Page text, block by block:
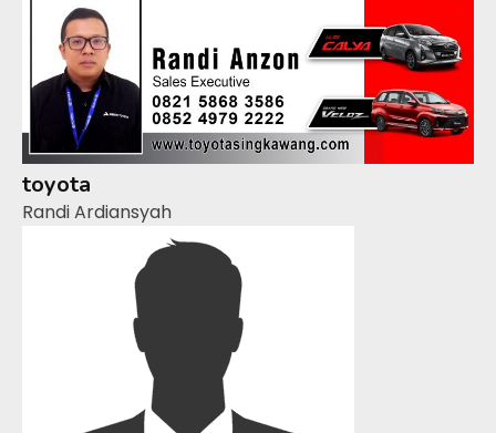
toyota
Randi Ardiansyah